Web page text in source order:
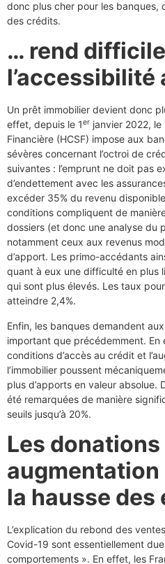
donc plus cher pour les banques,
des crédits.
… rend difficile
l’accessibilité
Un prêt immobilier devient donc
effet, depuis le 1er janvier 2022,
Financière (HCSF) impose aux
sévères concernant l’octroi de
suivantes : l’emprunt ne doit pas
d’endettement avec les
excéder 35% du revenu
conditions compliquent de
dossiers (et donc une analyse du
notamment ceux aux revenus
d’apport. Les primo-accédants
quant à eux une difficulté en plus
qui sont plus élevés. Les taux
atteindre 2,4%.
Enfin, les banques demandent
important que précédemment.
conditions d’accès au crédit et
l’immobilier poussent
plus d’apports en valeur absolue.
été remarquées de manière
seuils jusqu’à 20%.
Les donations
augmentation
la hausse des
L’explication du rebond des
Covid-19 sont essentiellement
comportements ». En effet, les